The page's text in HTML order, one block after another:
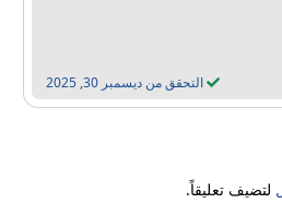
التحقق من ديسمبر 30, 2025
لتضيف تعليقاً.